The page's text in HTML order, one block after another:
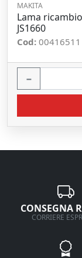
MAKITA
Lama
JS1660
Cod: 00416511
−
CONSEGNA
CORRIERE